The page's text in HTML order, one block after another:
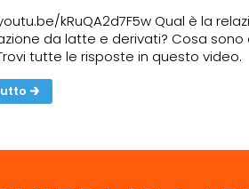
kRuQA2d7F5w Qual è la
da latte e derivati? Cosa sono
tutte le risposte in questo video.